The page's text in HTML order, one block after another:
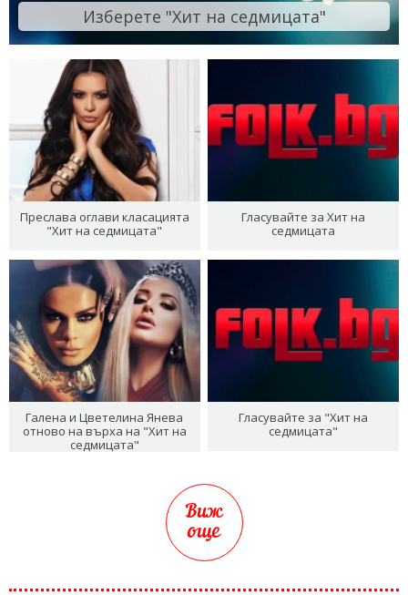
Изберете "Хит на седмицата"
Преслава оглави класацията
"Хит на седмицата"
Гласувайте за Хит на
седмицата
Галена и Цветелина Янева
отново на върха на "Хит на
седмицата"
Гласувайте за "Хит на
седмицата"
Виж
още